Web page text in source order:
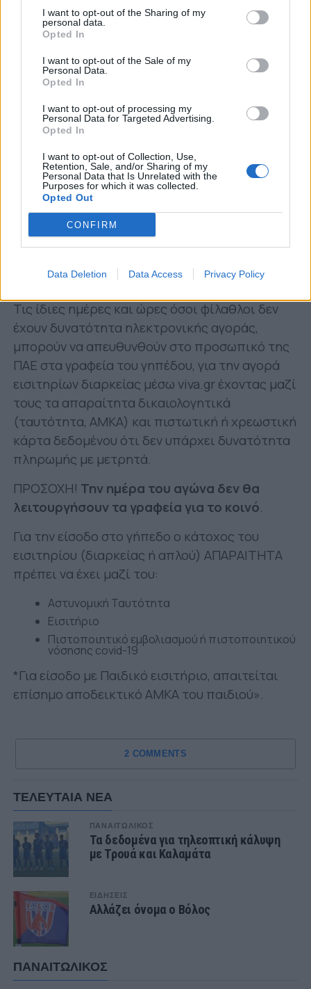
I want to opt-out of the Sharing of my
personal data.
Opted In
I want to opt-out of the Sale of my
Personal Data.
Opted In
I want to opt-out of processing my
Personal Data for Targeted Advertising.
Opted In
I want to opt-out of Collection, Use,
Retention, Sale, and/or Sharing of my
Personal Data that Is Unrelated with the
Purposes for which it was collected.
Opted Out
CONFIRM
Data Deletion Data Access Privacy Policy
Θύρα 6:15ευρώ
Θύρα 7:15ευρώ
Στις παραπάνω τιμές ισχύει έκπτωση
παιδιά που γεννήθηκαν από 01/01/2009 και
μετά.
Η ηλεκτρονική αγορά εισιτηρίων διαρκείας
συνεχίζεται μέσωviva.gr.
Τη Δευτέρα 20 και την Τρίτη 21 Σεπτεμβρίου,
θα λειτουργήσουν τα γραφεία της ΠΑΕ στο
γήπεδο (ώρες 10.00 έως 16.00) και όσοι
παραλάβουν τις κάρτες τους.
Τις ίδιες ημέρες και ώρες όσοι φίλαθλοι δεν
έχουν δυνατότητα ηλεκτρονικής αγοράς,
μπορούν να απευθυνθούν στο προσωπικό της
ΠΑΕ στα γραφεία του γηπέδου, για την αγορά
εισιτηρίων διαρκείας μέσω viva.gr έχοντας μαζί
τους τα απαραίτητα δικαιολογητικά
(ταυτότητα, ΑΜΚΑ) και πιστωτική ή χρεωστική
κάρτα δεδομένου ότι δεν υπάρχει δυνατότητα
πληρωμής με μετρητά.
ΠΡΟΣΟΧΗ! Την ημέρα του αγώνα δεν θα
λειτουργήσουν τα γραφεία για το κοινό.
Για την είσοδο στο γήπεδο ο κάτοχος του
εισιτηρίου (διαρκείας ή απλού) ΑΠΑΡΑΙΤΗΤΑ
πρέπει να έχει μαζί του:
Αστυνομική Ταυτότητα
Εισιτήριο
Πιστοποιητικό εμβολιασμού ή πιστοποιητικού
νόσησης covid-19
*Για είσοδο με Παιδικό εισιτήριο, απαιτείται
επίσημο αποδεικτικό ΑΜΚΑ του παιδιού».
2 COMMENTS
ΤΕΛΕΥΤΑΙΑ ΝΕΑ
ΠΑΝΑΙΤΩΛΙΚΟΣ
Τα δεδομένα για τηλεοπτική κάλυψη
με Τρουά και Καλαμάτα
ΕΙΔΗΣΕΙΣ
Αλλάζει όνομα ο Βόλος
ΠΑΝΑΙΤΩΛΙΚΟΣ